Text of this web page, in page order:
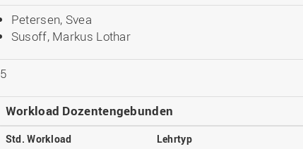
Petersen, Svea
Susoff, Markus Lothar
5
Workload Dozentengebunden
Std. Workload
Lehrtyp